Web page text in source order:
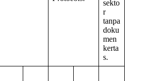
sekto
r
tanpa
doku
men
kerta
s.